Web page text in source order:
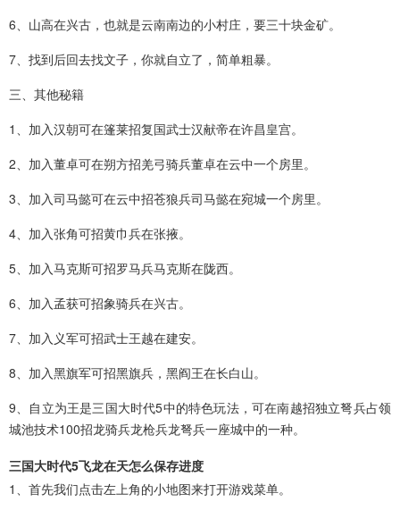
6、山高在兴古，也就是云南南边的小村庄，要三十块金矿。
7、找到后回去找文子，你就自立了，简单粗暴。
三、其他秘籍
1、加入汉朝可在篷莱招复国武士汉献帝在许昌皇宫。
2、加入董卓可在朔方招羌弓骑兵董卓在云中一个房里。
3、加入司马懿可在云中招苍狼兵司马懿在宛城一个房里。
4、加入张角可招黄巾兵在张掖。
5、加入马克斯可招罗马兵马克斯在陇西。
6、加入孟获可招象骑兵在兴古。
7、加入义军可招武士王越在建安。
8、加入黑旗军可招黑旗兵，黑阎王在长白山。
9、自立为王是三国大时代5中的特色玩法，可在南越招独立弩兵占领
城池技术100招龙骑兵龙枪兵龙弩兵一座城中的一种。
三国大时代5飞龙在天怎么保存进度
1、首先我们点击左上角的小地图来打开游戏菜单。